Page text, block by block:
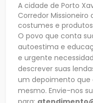
A cidade de Porto
Corredor Missioneiro
costumes e
O povo que conta
autoestima e
e urgente
descrever suas
um depoimento que
mesmo. Envie-nos